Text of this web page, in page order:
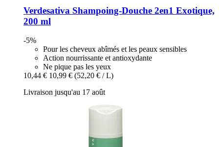
Verdesativa Shampoing-​Douche 2en1 Exotique,
200 ml
-5%
Pour les cheveux abîmés et les peaux sensibles
Action nourrissante et antioxydante
Ne pique pas les yeux
10,44 € 10,99 € (52,20 € / L)
Livraison jusqu'au 17 août